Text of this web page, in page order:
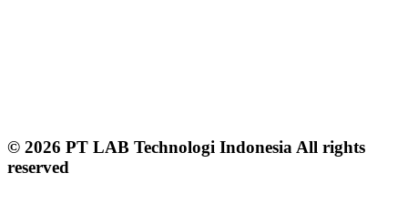
© 2026 PT LAB Technologi Indonesia All rights
reserved